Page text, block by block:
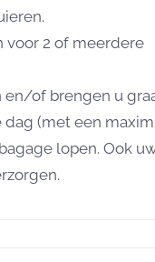
voor 2 of meerdere
en/of brengen u
dag (met een
lopen. Ook